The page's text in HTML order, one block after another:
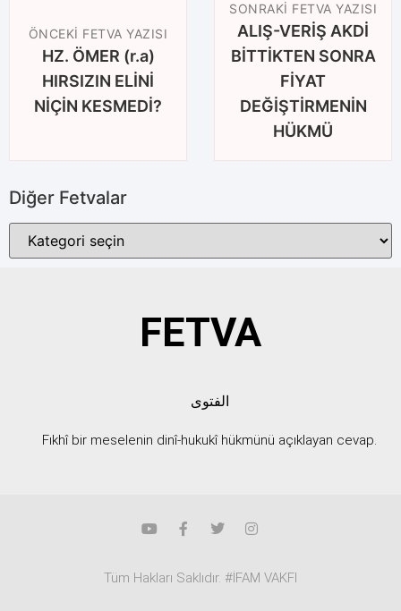
ÖNCEKI FETVA YAZISI
HZ. ÖMER (r.a)
HIRSIZIN ELİNİ
NİÇİN KESMEDİ?
SONRAKI FETVA YAZISI
ALIŞ-VERİŞ AKDİ
BİTTİKTEN SONRA
FİYAT
DEĞİŞTİRMENİN
HÜKMÜ
Diğer Fetvalar
FETVA
الفتوى
Fıkhî bir meselenin dinî-hukukî hükmünü açıklayan cevap.
Tüm Hakları Saklıdır. #İFAM VAKFI